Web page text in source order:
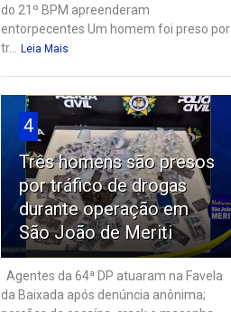
do 21º BPM apreenderam
entorpecentes Um homem foi preso por
tr...
Leia Mais
4
Três homens são presos
por tráfico de drogas
durante operação em
São João de Meriti
Agentes da 64ª DP atuaram na Favela
da Baixada após denúncia anônima;